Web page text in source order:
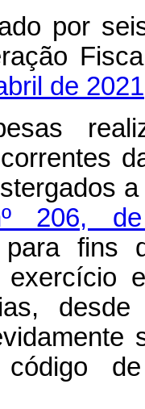
por
de
nº 206,
para fins
de